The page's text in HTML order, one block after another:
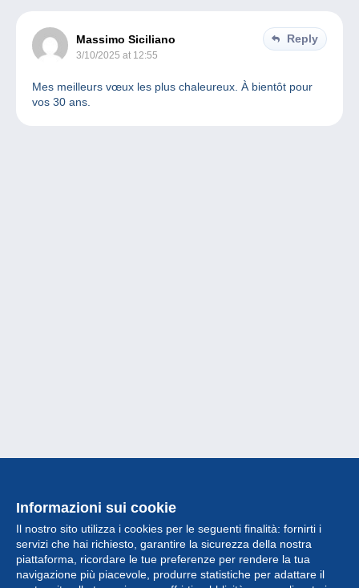
Massimo Siciliano
3/10/2025 at 12:55
Reply
Mes meilleurs vœux les plus chaleureux. À bientôt pour
vos 30 ans.
Informazioni sui cookie
Il nostro sito utilizza i cookies per le seguenti finalità: fornirti i
servizi che hai richiesto, garantire la sicurezza della nostra
piattaforma, ricordare le tue preferenze per rendere la tua
navigazione più piacevole, produrre statistiche per adattare il